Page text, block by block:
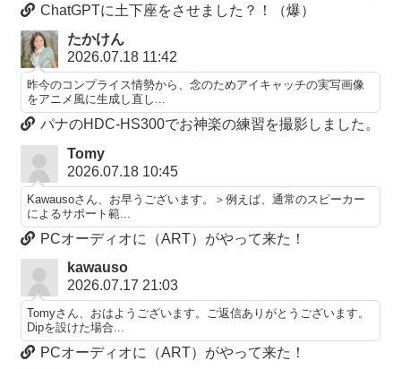
ChatGPTに土下座をさせました？！（爆）
たかけん
2026.07.18 11:42
昨今のコンプライス情勢から、念のためアイキャッチの実写画像
をアニメ風に生成し直し...
パナのHDC-HS300でお神楽の練習を撮影しました。
Tomy
2026.07.18 10:45
Kawausoさん、お早うございます。＞例えば、通常のスピーカー
によるサポート範...
PCオーディオに（ART）がやって来た！
kawauso
2026.07.17 21:03
Tomyさん、おはようございます。ご返信ありがとうございます。
Dipを設けた場合...
PCオーディオに（ART）がやって来た！